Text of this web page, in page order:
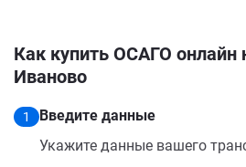
Как купить ОСАГО онлайн
Иваново
1
Введите данные
Укажите данные вашего